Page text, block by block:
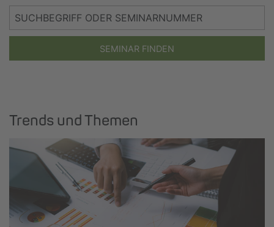
SEMINAR FINDEN
Trends und Themen